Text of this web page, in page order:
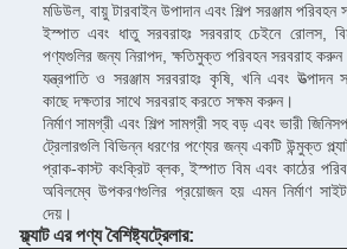
মডিউল, বায়ু টারবাইন উপাদান এবং শিল্প সরঞ্জাম পরিবহন
ইস্পাত এবং ধাতু সরবরাহঃ সরবরাহ চেইনে রোলস,
পণ্যগুলির জন্য নিরাপদ, ক্ষতিমুক্ত পরিবহন সরবরাহ
যন্ত্রপাতি ও সরঞ্জাম সরবরাহঃ কৃষি, খনি এবং উত্পাদন
কাছে দক্ষতার সাথে সরবরাহ করতে সক্ষম করুন।
নির্মাণ সামগ্রী এবং শিল্প সামগ্রী সহ বড় এবং ভারী
ট্রেলারগুলি বিভিন্ন ধরণের পণ্যের জন্য একটি উন্মুক্ত
প্রাক-কাস্ট কংক্রিট ব্লক, ইস্পাত বিম এবং কাঠের
অবিলম্বে উপকরণগুলির প্রয়োজন হয় এমন নির্মাণ
দেয়।
ফ্ল্যাট এর পণ্য বৈশিষ্ট্যট্রেলার: